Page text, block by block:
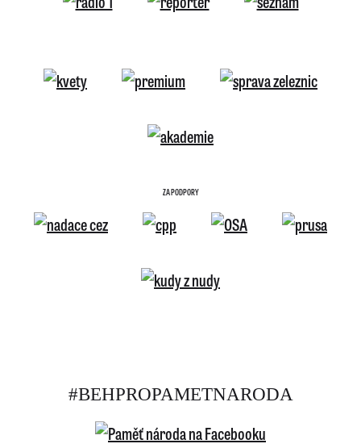
ZA PODPORY
#BEHPROPAMETNARODA